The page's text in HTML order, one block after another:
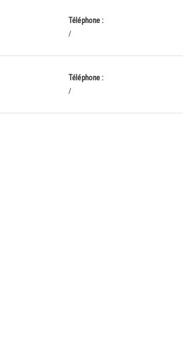
Téléphone :
/
Téléphone :
/